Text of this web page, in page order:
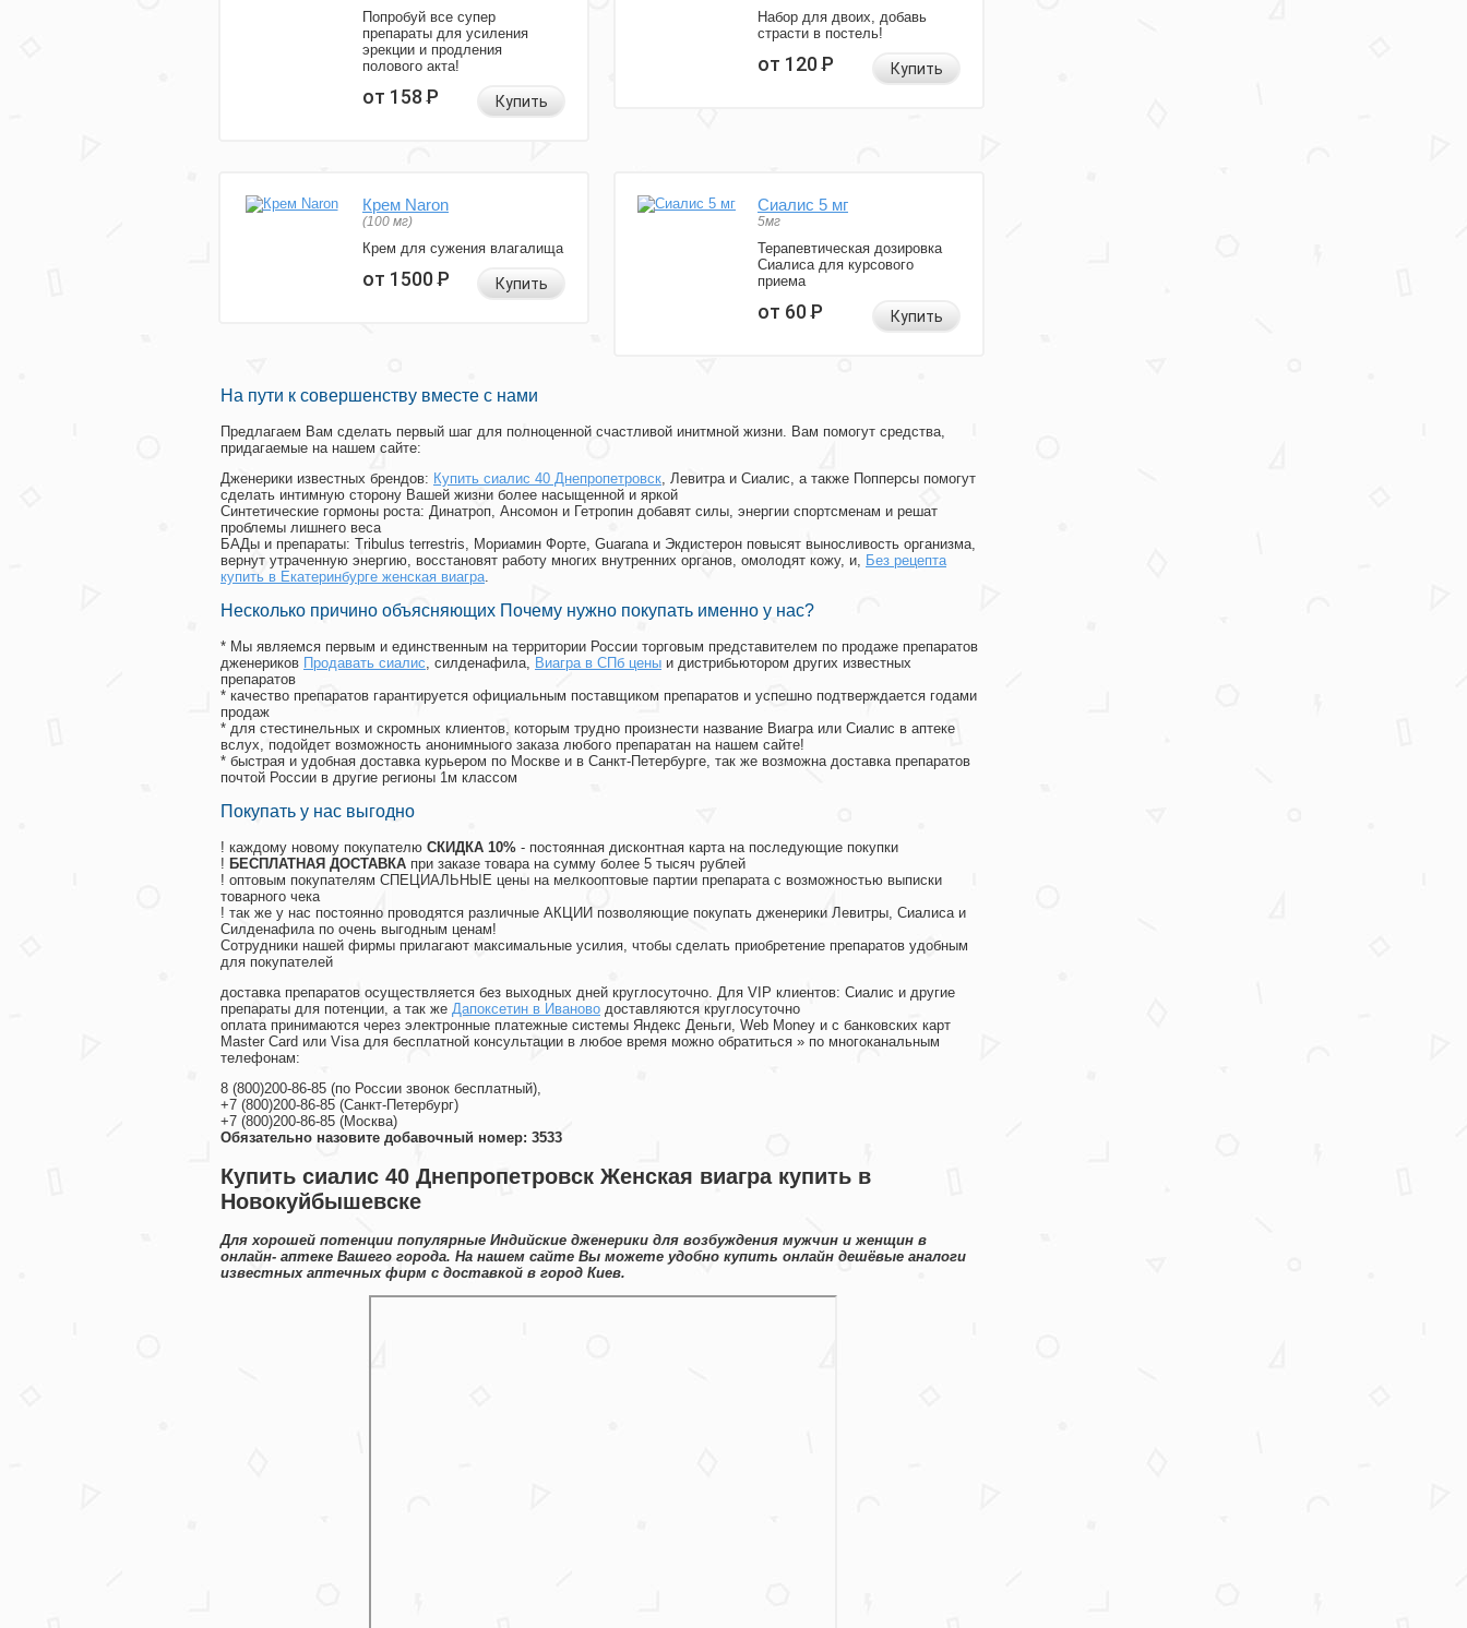
Попробуй все супер
препараты для усиления
эрекции и продления
полового акта!
от 158Р Купить
Набор для двоих, добавь
страсти в постель!
от 120Р Купить
Крем Naron
(100 мг)
Крем для сужения влагалища
от 1500Р Купить
Сиалис 5 мг
5мг
Терапевтическая дозировка
Сиалиса для курсового
приема
от 60Р Купить
На пути к совершенству вместе с нами
Предлагаем Вам сделать первый шаг для полноценной счастливой инитмной жизни. Вам помогут средства,
придагаемые на нашем сайте:
Дженерики известных брендов: Купить сиалис 40 Днепропетровск, Левитра и Сиалис, а также Попперсы помогут
сделать интимную сторону Вашей жизни более насыщенной и яркой
Синтетические гормоны роста: Динатроп, Ансомон и Гетропин добавят силы, энергии спортсменам и решат
проблемы лишнего веса
БАДы и препараты: Tribulus terrestris, Мориамин Форте, Guarana и Экдистерон повысят выносливость организма,
вернут утраченную энергию, восстановят работу многих внутренних органов, омолодят кожу, и, Без рецепта
купить в Екатеринбурге женская виагра.
Несколько причино объясняющих Почему нужно покупать именно у нас?
* Мы являемся первым и единственным на территории России торговым представителем по продаже препаратов
дженериков Продавать сиалис, силденафила, Виагра в СПб цены и дистрибьютором других известных
препаратов
* качество препаратов гарантируется официальным поставщиком препаратов и успешно подтверждается годами
продаж
* для стестинельных и скромных клиентов, которым трудно произнести название Виагра или Сиалис в аптеке
вслух, подойдет возможность анонимныого заказа любого препаратан на нашем сайте!
* быстрая и удобная доставка курьером по Москве и в Санкт-Петербурге, так же возможна доставка препаратов
почтой России в другие регионы 1м классом
Покупать у нас выгодно
! каждому новому покупателю СКИДКА 10% - постоянная дисконтная карта на последующие покупки
! БЕСПЛАТНАЯ ДОСТАВКА при заказе товара на сумму более 5 тысяч рублей
! оптовым покупателям СПЕЦИАЛЬНЫЕ цены на мелкооптовые партии препарата с возможностью выписки
товарного чека
! так же у нас постоянно проводятся различные АКЦИИ позволяющие покупать дженерики Левитры, Сиалиса и
Силденафила по очень выгодным ценам!
Cотрудники нашей фирмы прилагают максимальные усилия, чтобы сделать приобретение препаратов удобным
для покупателей
доставка препаратов осуществляется без выходных дней круглосуточно. Для VIP клиентов: Сиалис и другие
препараты для потенции, а так же Дапоксетин в Иваново доставляются круглосуточно
оплата принимаются через электронные платежные системы Яндекс Деньги, Web Money и с банковских карт
Master Card или Visa для бесплатной консультации в любое время можно обратиться » по многоканальным
телефонам:
8 (800)200-86-85 (по России звонок бесплатный),
+7 (800)200-86-85 (Санкт-Петербург)
+7 (800)200-86-85 (Москва)
Обязательно назовите добавочный номер: 3533
Купить сиалис 40 Днепропетровск Женская виагра купить в
Новокуйбышевске
Для хорошей потенции популярные Индийские дженерики для возбуждения мужчин и женщин в
онлайн- аптеке Вашего города. На нашем сайте Вы можете удобно купить онлайн дешёвые аналоги
известных аптечных фирм с доставкой в город Киев.